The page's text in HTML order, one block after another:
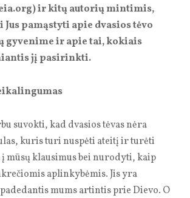
ir kitų autorių mintimis,
pamąstyti apie dvasios tėvo
gyvenime ir apie tai, kokiais
jį pasirinkti.
suvokti, kad dvasios tėvas nėra
kuris turi nuspėti ateitį ir turėti
į mūsų klausimus bei nurodyti, kaip
aplinkybėmis. Jis yra
mums artintis prie Dievo. O